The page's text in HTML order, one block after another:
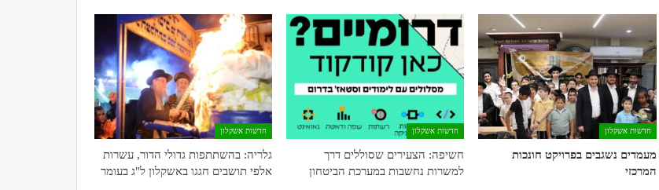
חדשות אשקלון
מעמדים נשגבים בפרויקט חונכות
המרכזי
חדשות אשקלון
חשיפה: הצעירים שסוללים דרך
למשרות נחשבות במערכת הביטחון
חדשות אשקלון
גלריה: בהשתתפות גדולי הדור, עשרות
אלפי תושבים חגגו באשקלון ל"ג בעומר